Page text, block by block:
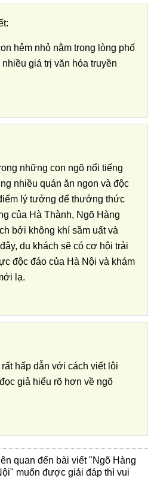
hẻm nhỏ nằm trong lòng phố
giá trị văn hóa truyền
những con ngõ nổi tiếng
nhiều quán ăn ngon và độc
lý tưởng để thưởng thức
của Hà Thành, Ngõ Hàng
bởi không khí sầm uất và
du khách sẽ có cơ hội trải
độc đáo của Hà Nội và khám
lạ.
hấp dẫn với cách viết lôi
giả hiểu rõ hơn về ngõ
quan đến bài viết "Ngõ Hàng
muốn được giải đáp thì vui